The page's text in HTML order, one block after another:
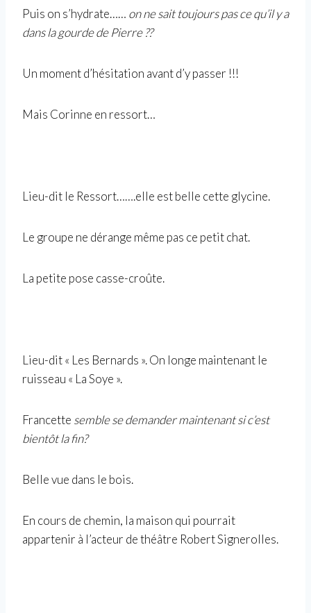
Puis on s’hydrate…… on ne sait toujours pas ce qu’il y a
dans la gourde de Pierre ??
Un moment d’hésitation avant d’y passer !!!
Mais Corinne en ressort…
Lieu-dit le Ressort…….elle est belle cette glycine.
Le groupe ne dérange même pas ce petit chat.
La petite pose casse-croûte.
Lieu-dit « Les Bernards ». On longe maintenant le
ruisseau « La Soye ».
Francette semble se demander maintenant si c’est
bientôt la fin?
Belle vue dans le bois.
En cours de chemin, la maison qui pourrait
appartenir à l’acteur de théâtre Robert Signerolles.